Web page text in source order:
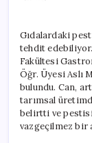
Gıdalardaki
tehdit
Fakültesi
Öğr. Üyesi Aslı
bulundu. Can,
tarımsal
belirtti ve
vazgeçilmez bir